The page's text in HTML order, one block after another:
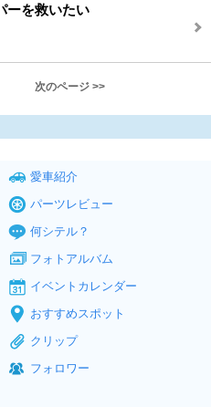
ーを救いたい
次のページ >>
愛車紹介
パーツレビュー
何シテル？
フォトアルバム
イベントカレンダー
おすすめスポット
クリップ
フォロワー